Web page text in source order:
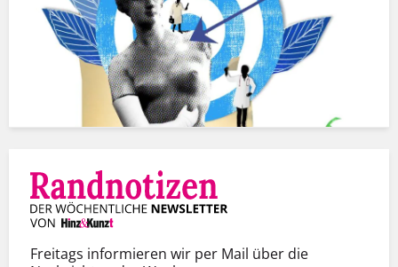
Freitags informieren wir per Mail über die